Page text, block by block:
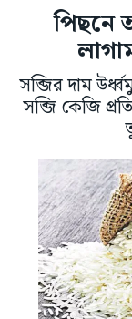
পিছনে
সব্জির দাম
সব্জি কেজি